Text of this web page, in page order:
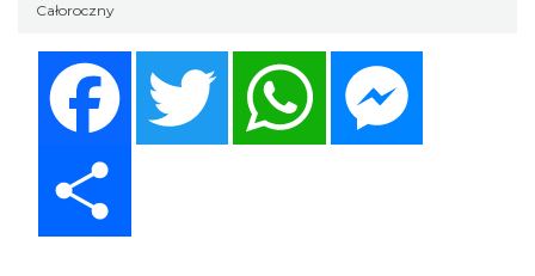
Całoroczny
Twitter WhatsApp